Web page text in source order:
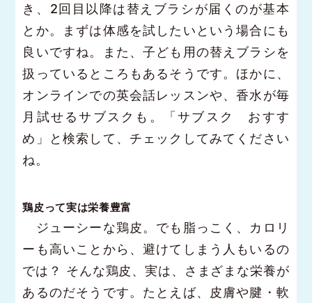
き、2回目以降は替えブラシが届くのが基本
とか。まずは体感を試したいという場合にも
良いですね。また、子ども用の替えブラシを
扱っているところもあるそうです。ほかに、
オンラインでの英会話レッスンや、香水が毎
月試せるサブスクも。「サブスク おすす
め」と検索して、チェックしてみてください
ね。
鶏皮って実は栄養豊富
ジューシーな鶏皮。でも脂っこく、カロリ
ーも高いことから、避けてしまう人もいるの
では？ そんな鶏皮、実は、さまざまな栄養が
あるのだそうです。たとえば、皮膚や腱・軟